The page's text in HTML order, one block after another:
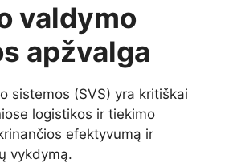
valdymo
apžvalga
sistemos (SVS) yra kritiškai
logistikos ir tiekimo
efektyvumą ir
vykdymą.